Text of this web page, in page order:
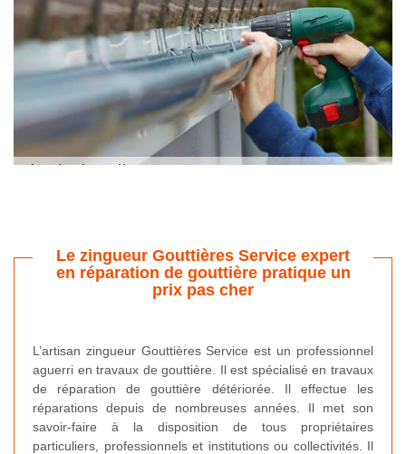
Le zingueur Gouttières Service expert
en réparation de gouttière pratique un
prix pas cher
L’artisan zingueur Gouttières Service est un professionnel
aguerri en travaux de gouttière. Il est spécialisé en travaux
de réparation de gouttière détériorée. Il effectue les
réparations depuis de nombreuses années. Il met son
savoir-faire à la disposition de tous propriétaires
particuliers, professionnels et institutions ou collectivités. Il